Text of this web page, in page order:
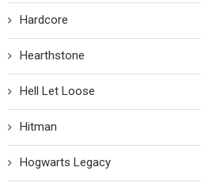
Hardcore
Hearthstone
Hell Let Loose
Hitman
Hogwarts Legacy